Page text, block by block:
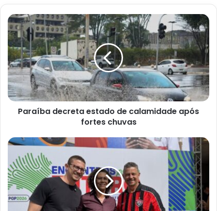
Paraíba
decreta
estado
de
calamidade
após
fortes
chuvas
Paraíba decreta estado de calamidade após
fortes chuvas
Carlos
Borges
Kauã
de
Alemão
fortalecem